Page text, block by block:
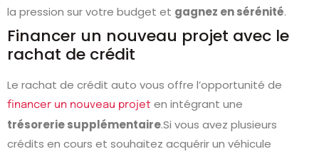
la pression sur votre budget et gagnez en sérénité.
Financer un nouveau projet avec le
rachat de crédit
Le rachat de crédit auto vous offre l’opportunité de
financer un nouveau projet en intégrant une
trésorerie supplémentaire.Si vous avez plusieurs
crédits en cours et souhaitez acquérir un véhicule